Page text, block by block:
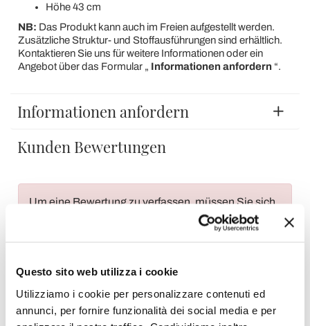
Questo sito web utilizza i cookie
Utilizziamo i cookie per personalizzare contenuti ed
annunci, per fornire funzionalità dei social media e per
Höhe 43 cm
NB: Das Produkt kann auch im Freien aufgestellt werden.
Zusätzliche Struktur- und Stoffausführungen sind erhältlich.
Kontaktieren Sie uns für weitere Informationen oder ein
Angebot über das Formular „ Informationen anfordern “.
Informationen anfordern
Kunden Bewertungen
Um eine Bewertung zu verfassen, müssen Sie sich
Wunschliste Schreiben Sie Ihren Beitrag Drucken